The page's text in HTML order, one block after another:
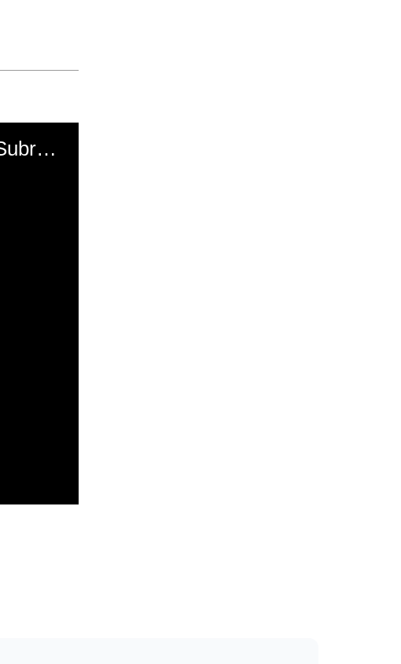
El mal momento de Yanina Gasañol con un hincha argentino en "Subrayado"